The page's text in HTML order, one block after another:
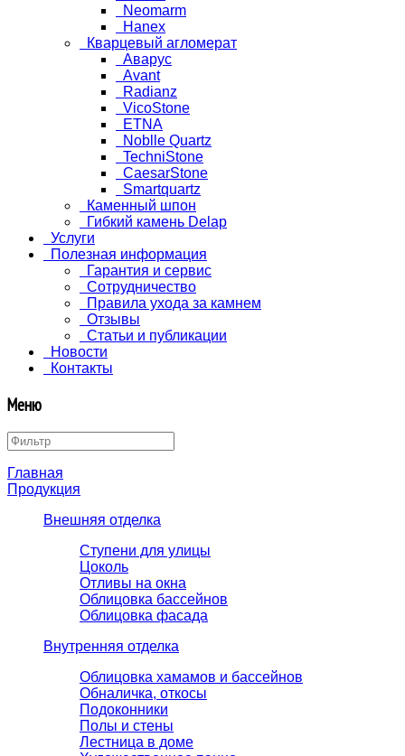
Neomarm
Hanex
Кварцевый агломерат
Аварус
Avant
Radianz
VicoStone
ETNA
Noblle Quartz
TechniStone
CaesarStone
Smartquartz
Каменный шпон
Гибкий камень Delap
Услуги
Полезная информация
Гарантия и сервис
Сотрудничество
Правила ухода за камнем
Отзывы
Статьи и публикации
Новости
Контакты
Меню
Главная
Продукция
Внешняя отделка
Ступени для улицы
Цоколь
Отливы на окна
Облицовка бассейнов
Облицовка фасада
Внутренняя отделка
Облицовка хамамов и бассейнов
Обналичка, откосы
Подоконники
Полы и стены
Лестница в доме